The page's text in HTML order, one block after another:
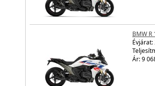
BMW R
Évjárat:
Ár: 9